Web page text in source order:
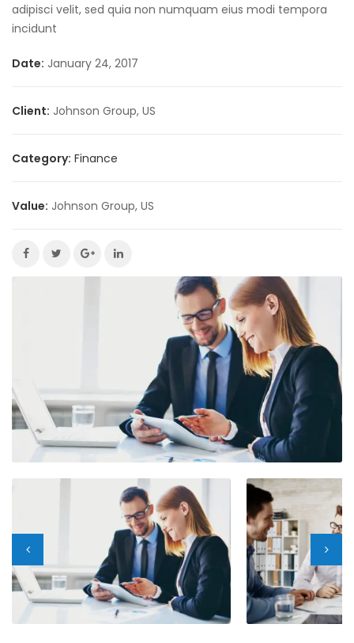
adipisci velit, sed quia non numquam eius modi tempora
incidunt
Date: January 24, 2017
Client: Johnson Group, US
Category: Finance
Value: Johnson Group, US